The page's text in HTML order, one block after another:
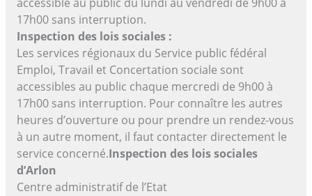
17h00 sans interruption.
Inspection des lois sociales :
Les services régionaux du Service public fédéral
Emploi, Travail et Concertation sociale sont
accessibles au public chaque mercredi de 9h00 à
17h00 sans interruption. Pour connaître les autres
heures d’ouverture ou pour prendre un rendez-vous
à un autre moment, il faut contacter directement le
service concerné.Inspection des lois sociales
d’Arlon
Centre administratif de l’Etat